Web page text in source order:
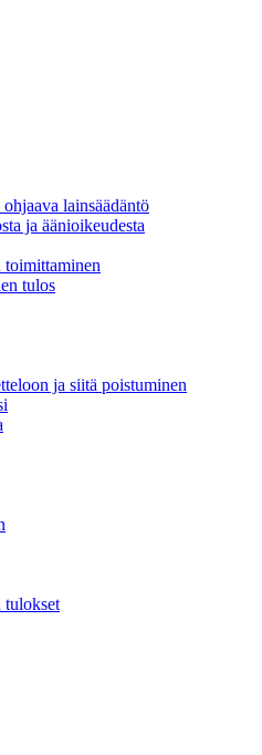
lainsäädäntö
ja äänioikeudesta
toimittaminen
tulos
ja siitä poistuminen
tulokset